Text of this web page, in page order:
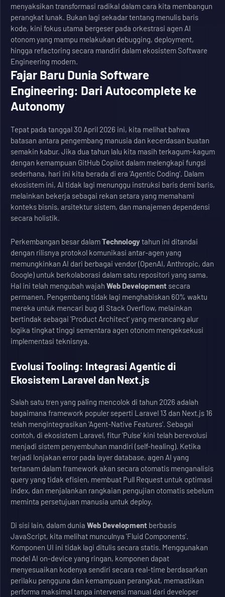
menyaksikan transformasi radikal dalam cara kita membangun
perangkat lunak. Bukan lagi sekadar tentang menulis baris
kode, kini fokus utama bergeser pada orkestrasi agen AI
otonom yang mampu melakukan debugging, deployment,
hingga refactoring secara mandiri dalam ekosistem Software
Engineering modern.
Fajar Baru Dunia Software
Engineering: Dari Autocomplete ke
Autonomy
Tepat pada tanggal 30 April 2026 ini, kita melihat bahwa
batasan antara pengembang manusia dan kecerdasan buatan
semakin kabur. Jika dua tahun lalu kita masih terkagum-kagum
dengan kemampuan GitHub Copilot dalam melengkapi fungsi
sederhana, hari ini kita berada di era 'Agentic Coding'. Dalam
ekosistem ini, AI tidak lagi menunggu instruksi baris demi baris,
melainkan bekerja sebagai rekan setara yang memahami
konteks bisnis, arsitektur sistem, dan manajemen dependensi
secara holistik.
Perkembangan besar dalamTechnologytahun ini ditandai
dengan rilisnya protokol komunikasi antar-agen yang
memungkinkan AI dari berbagai vendor (OpenAI, Anthropic, dan
Google) untuk berkolaborasi dalam satu repositori yang sama.
Hal ini telah mengubah wajah Web Development secara
permanen. Pengembang tidak lagi menghabiskan 60% waktu
mereka untuk mencari bug di Stack Overflow, melainkan
bertindak sebagai 'Product Architect' yang merancang alur
logika tingkat tinggi sementara agen otonom mengeksekusi
implementasi teknisnya.
Evolusi Tooling: Integrasi Agentic di
Ekosistem Laravel dan Next.js
Salah satu tren yang paling mencolok di tahun 2026 adalah
bagaimana framework populer seperti Laravel 13 dan Next.js 16
telah mengintegrasikan 'Agent-Native Features'. Sebagai
contoh, di ekosistem Laravel, fitur 'Pulse' kini telah berevolusi
menjadi sistem penyembuhan mandiri (self-healing). Ketika
terjadi lonjakan error pada layer database, agen AI yang
tertanam dalam framework akan secara otomatis menganalisis
query yang tidak efisien, membuat Pull Request untuk optimasi
index, dan menjalankan rangkaian pengujian otomatis sebelum
meminta persetujuan manusia untuk deploy.
Di sisi lain, dalam dunia Web Development berbasis
JavaScript, kita melihat munculnya 'Fluid Components'.
Komponen UI ini tidak lagi ditulis secara statis. Menggunakan
model AI on-device yang ringan, komponen dapat
menyesuaikan kodenya sendiri secara real-time berdasarkan
perilaku pengguna dan kemampuan perangkat, memastikan
performa maksimal tanpa intervensi manual dari developer